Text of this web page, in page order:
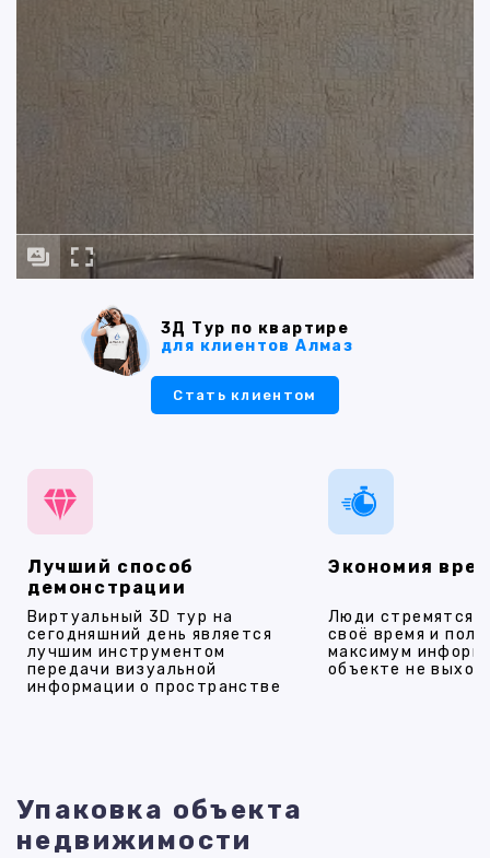
3Д Тур по квартире
для клиентов Алмаз
Стать клиентом
Лучший способ
демонстрации
Виртуальный 3D тур на
сегодняшний день является
лучшим инструментом
передачи визуальной
информации о пространстве
Экономия
Люди стремятся
своё время и
максимум
объекте не
Упаковка объекта
недвижимости